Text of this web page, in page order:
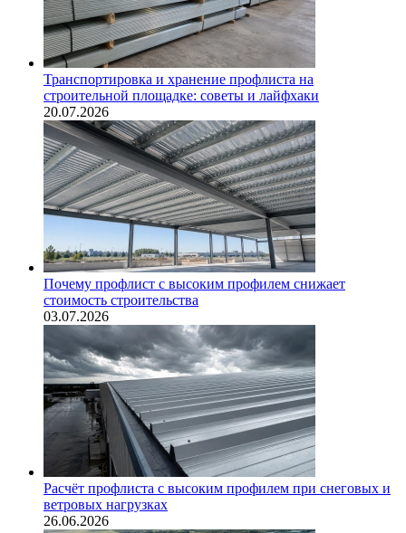
Транспортировка и хранение профлиста на
строительной площадке: советы и лайфхаки
20.07.2026
Почему профлист с высоким профилем снижает
стоимость строительства
03.07.2026
Расчёт профлиста с высоким профилем при снеговых и
ветровых нагрузках
26.06.2026